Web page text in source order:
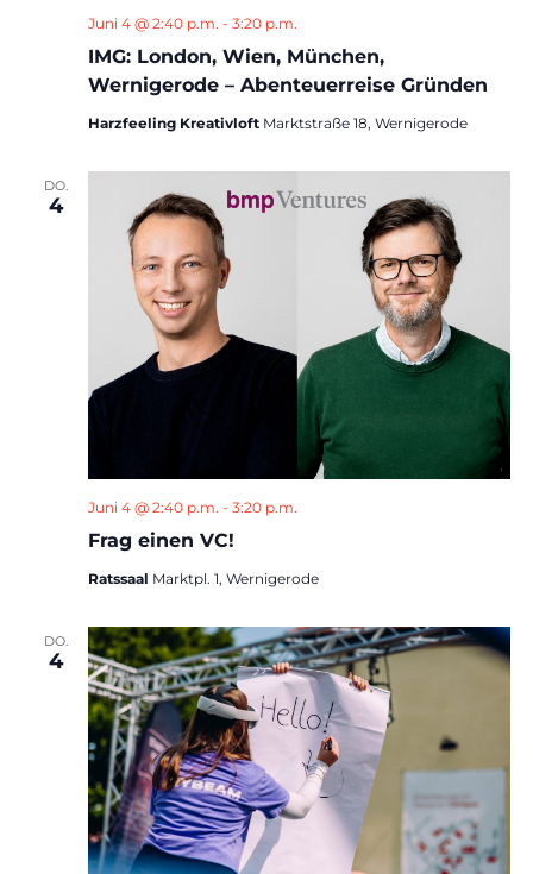
IMG: London, Wien, München,
Wernigerode – Abenteuerreise Gründen
Juni 4 @ 2:40 p.m. - 3:20 p.m.
Harzfeeling Kreativloft Marktstraße 18, Wernigerode
DO.
4
Frag einen VC!
Juni 4 @ 2:40 p.m. - 3:20 p.m.
Ratssaal Marktpl. 1, Wernigerode
DO.
4